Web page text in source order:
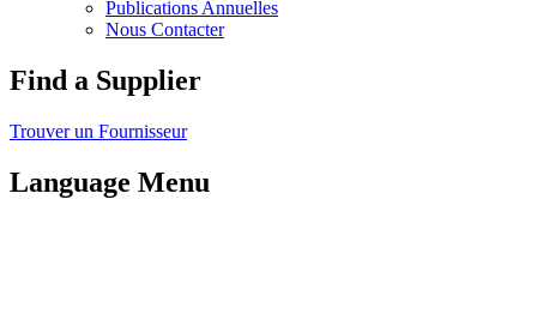
Publications Annuelles
Nous Contacter
Find a Supplier
Trouver un Fournisseur
Language Menu